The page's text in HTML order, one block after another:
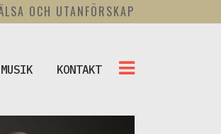
OCH UTANFÖRSKAP
MUSIK KONTAKT